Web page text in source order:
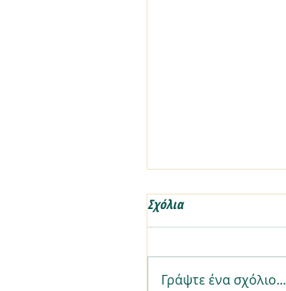
Σχόλια
Γράψτε ένα σχόλιο...